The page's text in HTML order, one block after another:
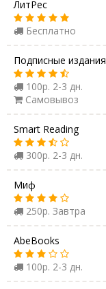
ЛитРес
Бесплатно
Подписные издания
100р. 2-3 дн.
Самовывоз
Smart Reading
300р. 2-3 дн.
Миф
250р. Завтра
AbeBooks
100р. 2-3 дн.